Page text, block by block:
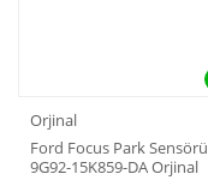
Orjinal
Ford Focus Park Sensörü
9G92-15K859-DA Orjinal